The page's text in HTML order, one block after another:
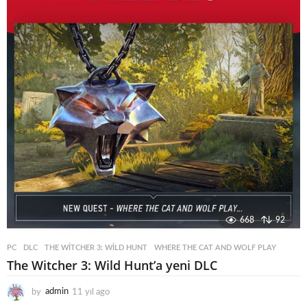
668 92
PC DLC THE WITCHER 3: WILD HUNT ,WHERE THE CAT AND WOLF PLAY
The Witcher 3: Wild Hunt’a yeni DLC
by admin 11 yıl ago